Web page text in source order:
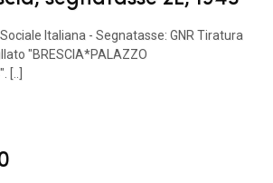
Italiana - Segnatasse: GNR Tiratura
"BRESCIA*PALAZZO
[..]